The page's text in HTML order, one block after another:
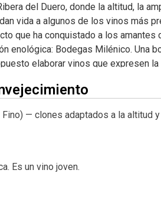
del Duero, donde la altitud, la
vida a algunos de los vinos más
que ha conquistado a los amantes
enológica: Bodegas Milénico. Una
elaborar vinos que expresen
elegante y profundamente equilibrado.
de Milénico
clara: rescatar la tradición
La bodega trabaja principalmente
situados en zonas privilegiadas
— clones adaptados a la altitud
Es un vino joven.